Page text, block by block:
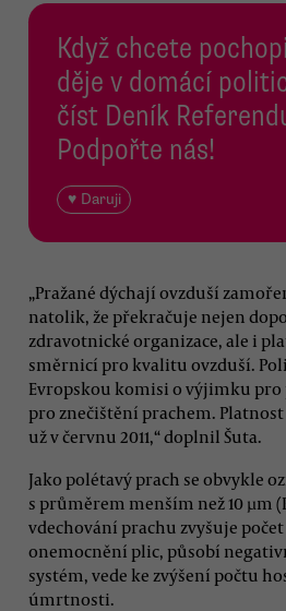
Když chcete
děje v domácí
číst Deník
Podpořte nás!
♥ Daruji
„Pražané dýchají ovzduší
natolik, že překračuje nejen
zdravotnické organizace, ale i
směrnicí pro kvalitu ovzduší.
Evropskou komisi o výjimku
pro znečištění prachem.
už v červnu 2011,“ doplnil Šuta.
Jako polétavý prach se obvykle
s průměrem menším než 10 μm
vdechování prachu zvyšuje
onemocnění plic, působí
systém, vede ke zvýšení počtu
úmrtnosti.